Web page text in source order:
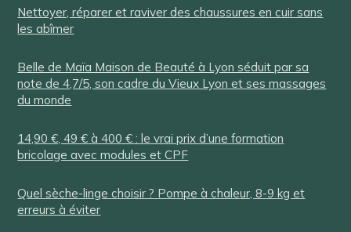
Nettoyer, réparer et raviver des chaussures en cuir sans
les abîmer
Belle de Maïa Maison de Beauté à Lyon séduit par sa
note de 4,7/5, son cadre du Vieux Lyon et ses massages
du monde
14,90 €, 49 € à 400 € : le vrai prix d’une formation
bricolage avec modules et CPF
Quel sèche-linge choisir ? Pompe à chaleur, 8-9 kg et
erreurs à éviter